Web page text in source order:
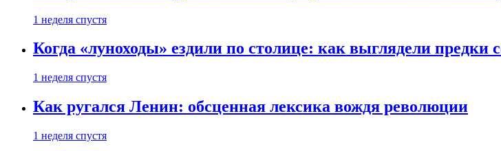
1 неделя спустя
Когда «луноходы» ездили по столице: как выглядели предки
1 неделя спустя
Как ругался Ленин: обсценная лексика вождя революции
1 неделя спустя